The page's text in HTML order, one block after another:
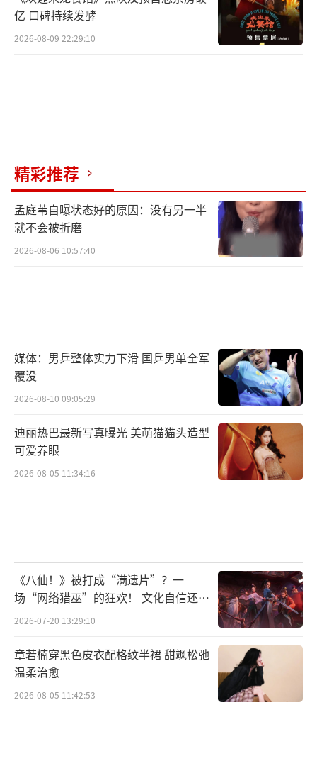
老中青三代实力派飙戏过瘾
《深渊无间》根据作者深蓝的同名小说改
弈。最终李成拨开迷雾，侦查出掩藏在令人扼
腕的亲情和友情之下的真相……一念之差，有
的人走向了绿洲，有的人永远被困在了深渊。
亿 口碑持续发酵
2026-08-09 22:29:10
精彩推荐
孟庭苇自曝状态好的原因：没有另一半
就不会被折磨
2026-08-06 10:57:40
媒体：男乒整体实力下滑 国乒男单全军
覆没
2026-08-10 09:05:29
迪丽热巴最新写真曝光 美萌猫猫头造型
可爱养眼
2026-08-05 11:34:16
《八仙！》被打成“满遗片”？一
场“网络猎巫”的狂欢！ 文化自信还是
焦虑？
2026-07-20 13:29:10
章若楠穿黑色皮衣配格纹半裙 甜飒松弛
温柔治愈
2026-08-05 11:42:53